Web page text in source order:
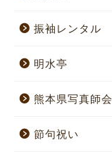
振袖レンタル
明水亭
熊本県写真師会
節句祝い